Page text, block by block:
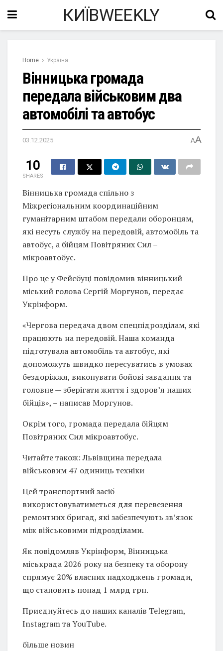
КИЇВWEEKLY
Home Україна
Вінницька громада
передала військовим два
автомобілі та автобус
03.12.2025 AA
10
SHARES
Вінницька громада спільно з
Міжрегіональним координаційним
гуманітарним штабом передали оборонцям,
які несуть службу на передовій, автомобіль та
автобус, а бійцям Повітряних Сил –
мікроавтобус.
Про це у Фейсбуці повідомив вінницький
міський голова Сергій Моргунов, передає
Укрінформ.
«Чергова передача двом спецпідрозділам, які
працюють на передовій. Наша команда
підготувала автомобіль та автобус, які
допоможуть швидко пересуватись в умовах
бездоріжжя, виконувати бойові завдання та
головне — зберігати життя і здоров’я наших
бійців», – написав Моргунов.
Окрім того, громада передала бійцям
Повітряних Сил мікроавтобус.
Читайте також: Львівщина передала
військовим 47 одиниць техніки
Цей транспортний засіб
використовуватиметься для перевезення
ремонтних бригад, які забезпечують зв’язок
між військовими підрозділами.
Як повідомляв Укрінформ, Вінницька
міськрада 2026 року на безпеку та оборону
спрямує 20% власних надходжень громади,
що становить понад 1 млрд грн.
Приєднуйтесь до наших каналів Telegram,
Instagram та YouTube.
більше новин